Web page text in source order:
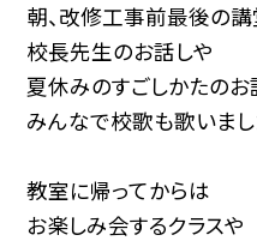
朝、改修工事前最後の
校長先生のお話しや
夏休みのすごしかたのお
みんなで校歌も歌いま
教室に帰ってからは
お楽しみ会するクラスや